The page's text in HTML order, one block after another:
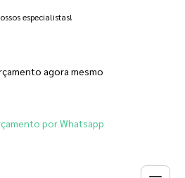
especialistas!
agora mesmo
por Whatsapp